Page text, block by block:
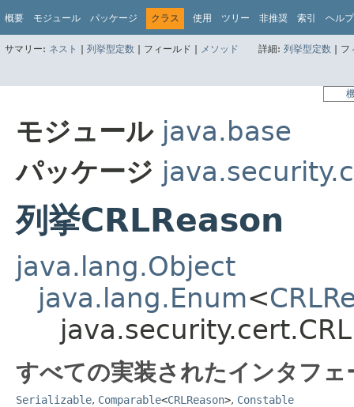
概要 モジュール パッケージ クラス 使用 ツリー 非推奨 索引 ヘルプ
サマリー: ネスト | 列挙型定数 | フィールド | メソッド 詳細: 列挙型定数 | フ
モジュール java.base
パッケージ
列挙CRLReason
java.lang.Object
java.lang.Enum<
すべての実装されたインタフ
Serializable, Comparable<CRLReason>, Constable